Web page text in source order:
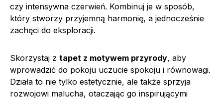
czy intensywna czerwień. Kombinuj je w sposób,
który stworzy przyjemną harmonię, a jednocześnie
zachęci do eksploracji.
Skorzystaj z tapet z motywem przyrody, aby
wprowadzić do pokoju uczucie spokoju i równowagi.
Działa to nie tylko estetycznie, ale także sprzyja
rozwojowi malucha, otaczając go inspirującymi